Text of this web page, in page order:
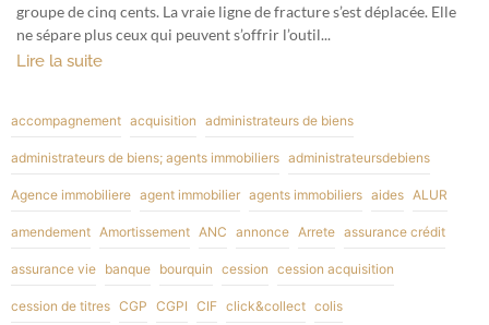
groupe de cinq cents. La vraie ligne de fracture s’est déplacée. Elle
ne sépare plus ceux qui peuvent s’offrir l’outil...
Lire la suite
accompagnement acquisition administrateurs de biens
administrateurs de biens; agents immobiliers administrateursdebiens
Agence immobiliere agent immobilier agents immobiliers aides ALUR
amendement Amortissement ANC annonce Arrete assurance crédit
assurance vie banque bourquin cession cession acquisition
cession de titres CGP CGPI CIF click&collect colis